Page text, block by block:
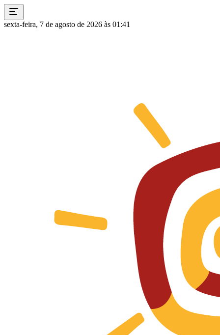
sexta-feira, 7 de agosto de 2026 às 01:41